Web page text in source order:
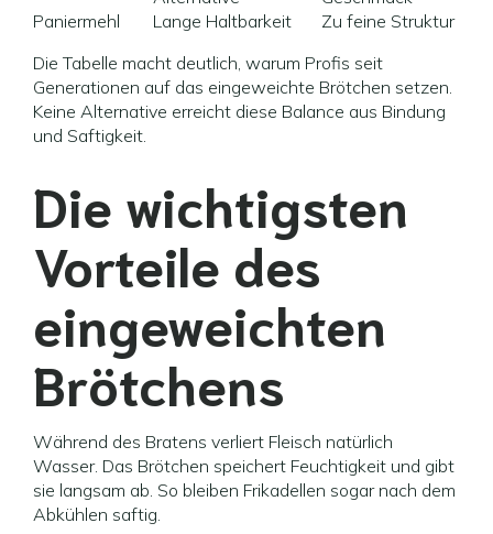
Paniermehl
Lange Haltbarkeit
Zu feine Struktur
Die Tabelle macht deutlich, warum Profis seit
Generationen auf das eingeweichte Brötchen setzen.
Keine Alternative erreicht diese Balance aus Bindung
und Saftigkeit.
Die wichtigsten
Vorteile des
eingeweichten
Brötchens
Während des Bratens verliert Fleisch natürlich
Wasser. Das Brötchen speichert Feuchtigkeit und gibt
sie langsam ab. So bleiben Frikadellen sogar nach dem
Abkühlen saftig.